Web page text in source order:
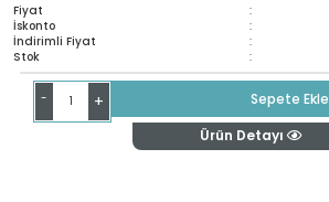
Fiyat :
İskonto :
İndirimli Fiyat :
Stok :
- +
Sepete Ekle
Ürün Detayı